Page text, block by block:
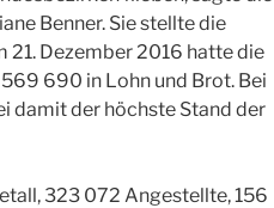
Benner. Sie stellte die
Dezember 2016 hatte die
690 in Lohn und Brot. Bei
damit der höchste Stand der
323 072 Angestellte, 156